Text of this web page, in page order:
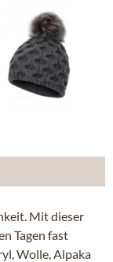
Mit dieser
Tagen fast
Wolle, Alpaka